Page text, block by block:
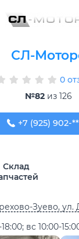
СЛ-
0
№82из 126
+7 (925) 902-
+7 (925) 902-
Склад
Зуево, ул.
вс 10:00-